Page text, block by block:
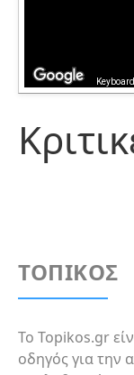
ΤΟΠΙΚΟΣ
Το Topikos.gr
οδηγός για την